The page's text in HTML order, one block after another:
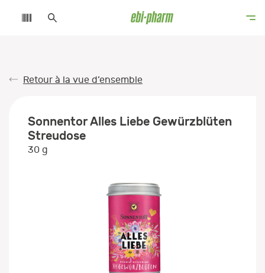
Retour à la vue d’ensemble
Sonnentor Alles Liebe Gewürzblüten
Streudose
30 g